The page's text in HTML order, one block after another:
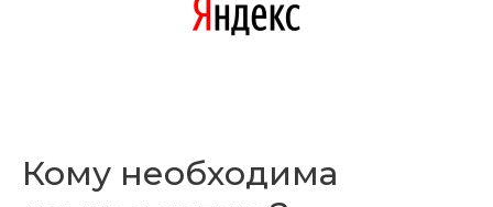
Отследить
Кому необходима